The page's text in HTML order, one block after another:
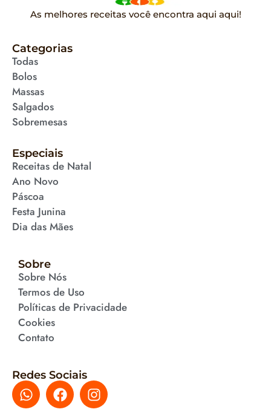
As melhores receitas você encontra aqui aqui!
Categorias
Todas
Bolos
Massas
Salgados
Sobremesas
Especiais
Receitas de Natal
Ano Novo
Páscoa
Festa Junina
Dia das Mães
Sobre
Sobre Nós
Termos de Uso
Políticas de Privacidade
Cookies
Contato
Redes Sociais